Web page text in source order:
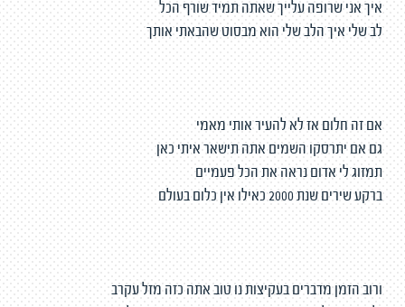
איך אני שרופה עלייך שאתה תמיד שורף הכל
לב שלי איך הלב שלי הוא מבסוט שהבאתי אותך
אם זה חלום אז לא להעיר אותי מאמי
גם אם יתרסקו השמים אתה תישאר איתי כאן
תמזוג לי אדום נראה את הכל פעמיים
ברקע שירים שנת 2000 כאילו אין כלום בעולם
ורוב הזמן מדברים בעקיצות נו טוב אתה כזה מזל עקרב